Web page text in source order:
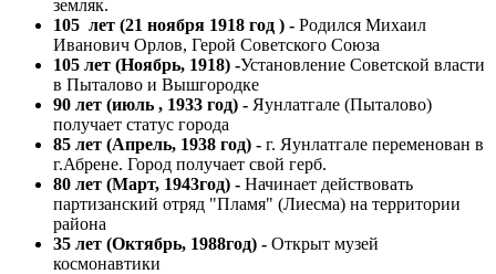
земляк.
105 лет (21 ноября 1918 год ) - Родился Михаил
Иванович Орлов, Герой Советского Союза
105 лет (Ноябрь, 1918) -Установление Советской власти
в Пыталово и Вышгородке
90 лет (июль , 1933 год) - Яунлатгале (Пыталово)
получает статус города
85 лет (Апрель, 1938 год) - г. Яунлатгале переменован в
г.Абрене. Город получает свой герб.
80 лет (Март, 1943год) - Начинает действовать
партизанский отряд "Пламя" (Лиесма) на территории
района
35 лет (Октябрь, 1988год) - Открыт музей
космонавтики